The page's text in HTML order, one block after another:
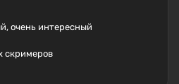
очень интересный
скримеров